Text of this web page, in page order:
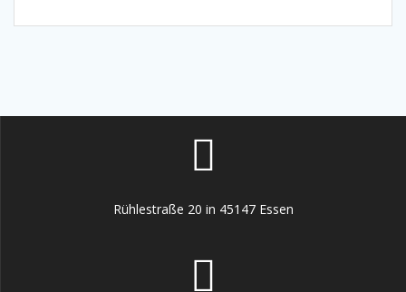
Rühlestraße 20 in 45147 Essen